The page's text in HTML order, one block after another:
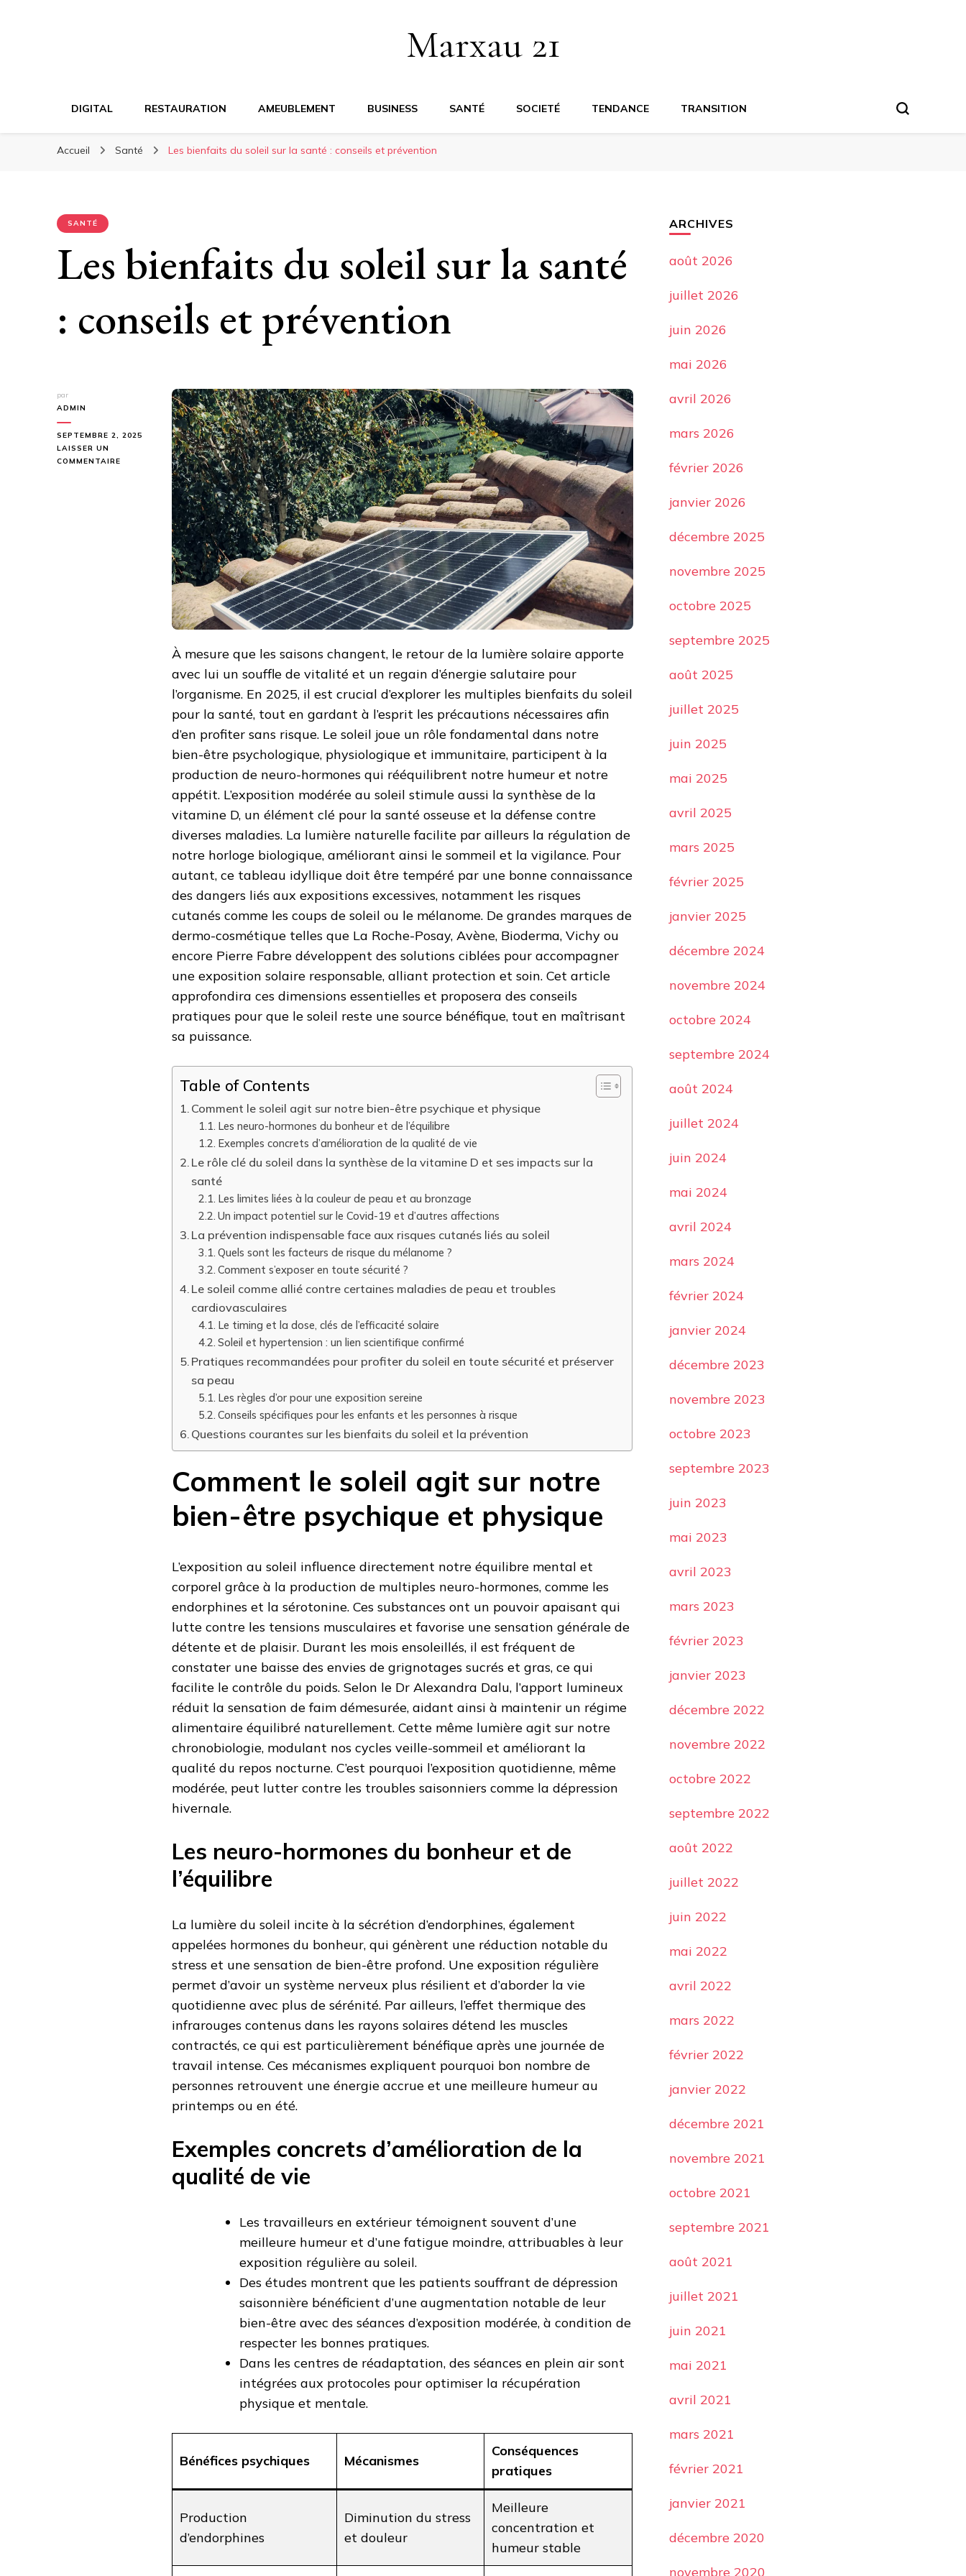
Marxau 21
DIGITAL RESTAURATION AMEUBLEMENT BUSINESS SANTÉ SOCIETÉ TENDANCE TRANSITION
Accueil Santé Les bienfaits du soleil sur la santé : conseils et prévention
SANTÉ
Les bienfaits du soleil sur la santé
: conseils et prévention
par
ADMIN
SEPTEMBRE 2, 2025
LAISSER UN
COMMENTAIRE
PRÉVENTION
À mesure que les saisons changent, le retour de la lumière solaire apporte
avec lui un souffle de vitalité et un regain d’énergie salutaire pour
l’organisme. En 2025, il est crucial d’explorer les multiples bienfaits du soleil
pour la santé, tout en gardant à l’esprit les précautions nécessaires afin
d’en profiter sans risque. Le soleil joue un rôle fondamental dans notre
bien-être psychologique, physiologique et immunitaire, participent à la
production de neuro-hormones qui rééquilibrent notre humeur et notre
appétit. L’exposition modérée au soleil stimule aussi la synthèse de la
vitamine D, un élément clé pour la santé osseuse et la défense contre
diverses maladies. La lumière naturelle facilite par ailleurs la régulation de
notre horloge biologique, améliorant ainsi le sommeil et la vigilance. Pour
autant, ce tableau idyllique doit être tempéré par une bonne connaissance
des dangers liés aux expositions excessives, notamment les risques
cutanés comme les coups de soleil ou le mélanome. De grandes marques de
dermo-cosmétique telles que La Roche-Posay, Avène, Bioderma, Vichy ou
encore Pierre Fabre développent des solutions ciblées pour accompagner
une exposition solaire responsable, alliant protection et soin. Cet article
approfondira ces dimensions essentielles et proposera des conseils
pratiques pour que le soleil reste une source bénéfique, tout en maîtrisant
sa puissance.
Table of Contents
Comment le soleil agit sur notre bien-être psychique et physique
Les neuro-hormones du bonheur et de l’équilibre
Exemples concrets d’amélioration de la qualité de vie
Le rôle clé du soleil dans la synthèse de la vitamine D et ses impacts sur la
santé
Les limites liées à la couleur de peau et au bronzage
Un impact potentiel sur le Covid-19 et d’autres affections
La prévention indispensable face aux risques cutanés liés au soleil
Quels sont les facteurs de risque du mélanome ?
Comment s’exposer en toute sécurité ?
Le soleil comme allié contre certaines maladies de peau et troubles
cardiovasculaires
Le timing et la dose, clés de l’efficacité solaire
Soleil et hypertension : un lien scientifique confirmé
Pratiques recommandées pour profiter du soleil en toute sécurité et préserver
sa peau
Les règles d’or pour une exposition sereine
Conseils spécifiques pour les enfants et les personnes à risque
Questions courantes sur les bienfaits du soleil et la prévention
Comment le soleil agit sur notre
bien-être psychique et physique
L’exposition au soleil influence directement notre équilibre mental et
corporel grâce à la production de multiples neuro-hormones, comme les
endorphines et la sérotonine. Ces substances ont un pouvoir apaisant qui
lutte contre les tensions musculaires et favorise une sensation générale de
détente et de plaisir. Durant les mois ensoleillés, il est fréquent de
constater une baisse des envies de grignotages sucrés et gras, ce qui
facilite le contrôle du poids. Selon le Dr Alexandra Dalu, l’apport lumineux
réduit la sensation de faim démesurée, aidant ainsi à maintenir un régime
alimentaire équilibré naturellement. Cette même lumière agit sur notre
chronobiologie, modulant nos cycles veille-sommeil et améliorant la
qualité du repos nocturne. C’est pourquoi l’exposition quotidienne, même
modérée, peut lutter contre les troubles saisonniers comme la dépression
hivernale.
Les neuro-hormones du bonheur et de
l’équilibre
La lumière du soleil incite à la sécrétion d’endorphines, également
appelées hormones du bonheur, qui génèrent une réduction notable du
stress et une sensation de bien-être profond. Une exposition régulière
permet d’avoir un système nerveux plus résilient et d’aborder la vie
quotidienne avec plus de sérénité. Par ailleurs, l’effet thermique des
infrarouges contenus dans les rayons solaires détend les muscles
contractés, ce qui est particulièrement bénéfique après une journée de
travail intense. Ces mécanismes expliquent pourquoi bon nombre de
personnes retrouvent une énergie accrue et une meilleure humeur au
printemps ou en été.
Exemples concrets d’amélioration de la
qualité de vie
Les travailleurs en extérieur témoignent souvent d’une
meilleure humeur et d’une fatigue moindre, attribuables à leur
exposition régulière au soleil.
Des études montrent que les patients souffrant de dépression
saisonnière bénéficient d’une augmentation notable de leur
bien-être avec des séances d’exposition modérée, à condition de
respecter les bonnes pratiques.
Dans les centres de réadaptation, des séances en plein air sont
intégrées aux protocoles pour optimiser la récupération
physique et mentale.
Bénéfices psychiques Mécanismes
Conséquences
pratiques
Production
d’endorphines
Diminution du stress
et douleur
Meilleure
concentration et
humeur stable
ARCHIVES
août 2026
juillet 2026
juin 2026
mai 2026
avril 2026
mars 2026
février 2026
janvier 2026
décembre 2025
novembre 2025
octobre 2025
septembre 2025
août 2025
juillet 2025
juin 2025
mai 2025
avril 2025
mars 2025
février 2025
janvier 2025
décembre 2024
novembre 2024
octobre 2024
septembre 2024
août 2024
juillet 2024
juin 2024
mai 2024
avril 2024
mars 2024
février 2024
janvier 2024
décembre 2023
novembre 2023
octobre 2023
septembre 2023
juin 2023
mai 2023
avril 2023
mars 2023
février 2023
janvier 2023
décembre 2022
novembre 2022
octobre 2022
septembre 2022
août 2022
juillet 2022
juin 2022
mai 2022
avril 2022
mars 2022
février 2022
janvier 2022
décembre 2021
novembre 2021
octobre 2021
septembre 2021
août 2021
juillet 2021
juin 2021
mai 2021
avril 2021
mars 2021
février 2021
janvier 2021
décembre 2020
novembre 2020